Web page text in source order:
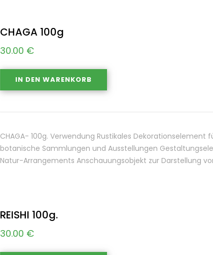
CHAGA 100g
30.00 €
IN DEN WARENKORB
CHAGA- 100g. Verwendung Rustikales
botanische Sammlungen und Ausstellungen
Natur-Arrangements Anschauungsobjekt zur Darstellung
REISHI 100g.
30.00 €